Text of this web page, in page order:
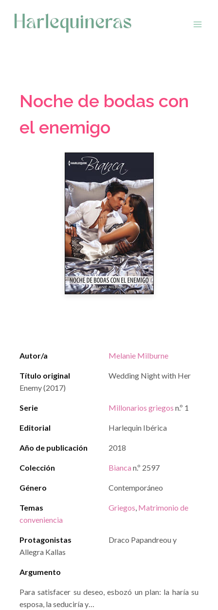
contenido
Noche de bodas con
el enemigo
Autor/a Melanie Milburne
Título original
Wedding Night with Her
Enemy (2017)
Serie Millonarios griegos n.º 1
Editorial Harlequin Ibérica
Año de publicación 2018
Colección Bianca n.º 2597
Género Contemporáneo
Temas Griegos, Matrimonio de
conveniencia
Protagonistas
Draco Papandreou y
Allegra Kallas
Argumento
Para satisfacer su deseo, esbozó un plan: la haría su
esposa, la seduciría y…